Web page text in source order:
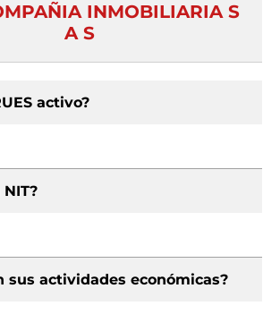
INMOBILIARIA S
A S
activo?
sus actividades económicas?